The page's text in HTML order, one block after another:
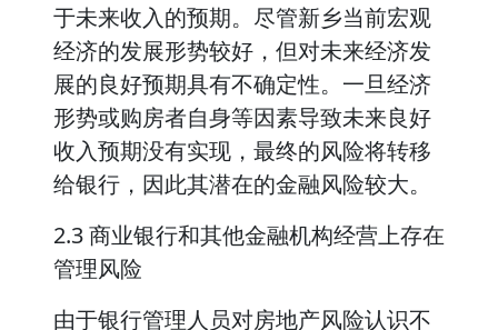
于未来收入的预期。尽管新乡当前宏观
经济的发展形势较好，但对未来经济发
展的良好预期具有不确定性。一旦经济
形势或购房者自身等因素导致未来良好
收入预期没有实现，最终的风险将转移
给银行，因此其潜在的金融风险较大。
2.3 商业银行和其他金融机构经营上存在
管理风险
由于银行管理人员对房地产风险认识不